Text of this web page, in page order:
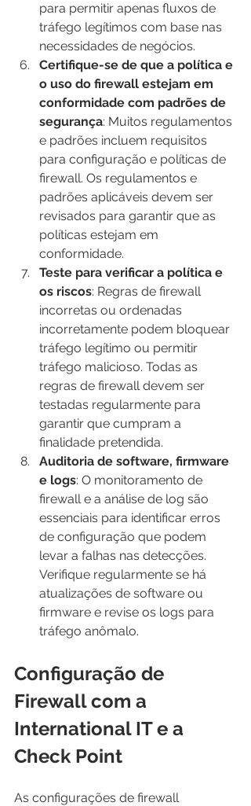
para permitir apenas fluxos de
tráfego legítimos com base nas
necessidades de negócios.
Certifique-se de que a política e
o uso do firewall estejam em
conformidade com padrões de
segurança: Muitos regulamentos
e padrões incluem requisitos
para configuração e políticas de
firewall. Os regulamentos e
padrões aplicáveis ​​devem ser
revisados ​​para garantir que as
políticas estejam em
conformidade.
Teste para verificar a política e
os riscos: Regras de firewall
incorretas ou ordenadas
incorretamente podem bloquear
tráfego legítimo ou permitir
tráfego malicioso. Todas as
regras de firewall devem ser
testadas regularmente para
garantir que cumpram a
finalidade pretendida.
Auditoria de software, firmware
e logs: O monitoramento de
firewall e a análise de log são
essenciais para identificar erros
de configuração que podem
levar a falhas nas detecções.
Verifique regularmente se há
atualizações de software ou
firmware e revise os logs para
tráfego anômalo.
Configuração de
Firewall com a
International IT e a
Check Point
As configurações de firewall